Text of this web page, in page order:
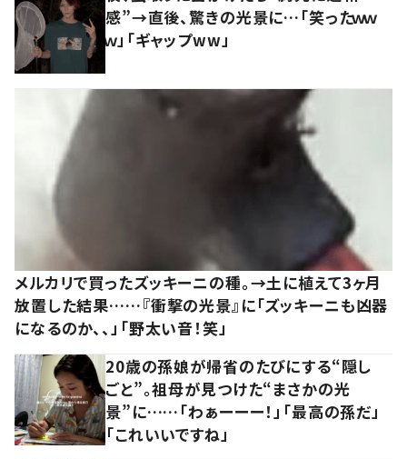
感”→直後、驚きの光景に…「笑ったｗｗ
ｗ」「ギャップww」
メルカリで買ったズッキーニの種。→土に植えて3ヶ月
放置した結果……『衝撃の光景』に「ズッキーニも凶器
になるのか、、」「野太い音！笑」
20歳の孫娘が帰省のたびにする“隠し
ごと”。祖母が見つけた“まさかの光
景”に……「わぁーーー！」「最高の孫だ」
「これいいですね」